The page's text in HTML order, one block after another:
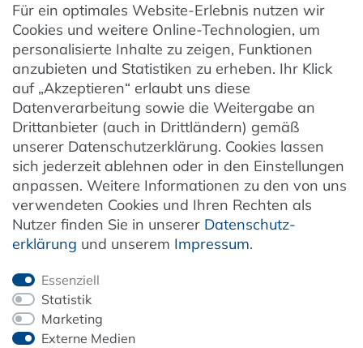
Datenschutzeinstellungen
AGB
Barrierefreiheit
Hinweise zur Batterieentsorgung
Entsorgung von Elektro-Altgeräten
Vertrag widerrufen
Newsletter
Jetzt anmelden
ZAHLUNG & VERSAND
Für ein optimales Website-Erlebnis nutzen wir
Cookies und weitere Online-Technologien, um
personalisierte Inhalte zu zeigen, Funktionen
anzubieten und Statistiken zu erheben. Ihr Klick
auf „Akzeptieren“ erlaubt uns diese
Datenverarbeitung sowie die Weitergabe an
Drittanbieter (auch in Drittländern) gemäß
unserer Datenschutzerklärung. Cookies lassen
sich jederzeit ablehnen oder in den Einstellungen
anpassen. Weitere Informationen zu den von uns
verwendeten Cookies und Ihren Rechten als
Nutzer finden Sie in unserer Daten­schutz­
erklärung und unserem Impressum.
Essenziell
Statistik
Marketing
Externe Medien